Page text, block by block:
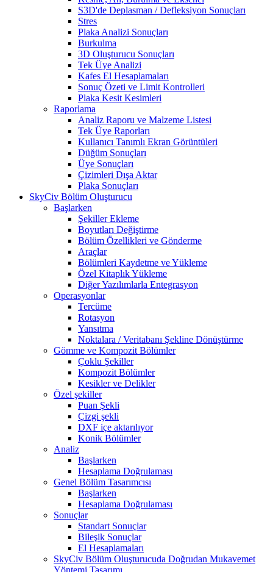
S3D'de Deplasman / Defleksiyon Sonuçları
Stres
Plaka Analizi Sonuçları
Burkulma
3D Oluşturucu Sonuçları
Tek Üye Analizi
Kafes El Hesaplamaları
Sonuç Özeti ve Limit Kontrolleri
Plaka Kesit Kesimleri
Raporlama
Analiz Raporu ve Malzeme Listesi
Tek Üye Raporları
Kullanıcı Tanımlı Ekran Görüntüleri
Düğüm Sonuçları
Üye Sonuçları
Çizimleri Dışa Aktar
Plaka Sonuçları
SkyCiv Bölüm Oluşturucu
Başlarken
Şekiller Ekleme
Boyutları Değiştirme
Bölüm Özellikleri ve Gönderme
Araçlar
Bölümleri Kaydetme ve Yükleme
Özel Kitaplık Yükleme
Diğer Yazılımlarla Entegrasyon
Operasyonlar
Tercüme
Rotasyon
Yansıtma
Noktalara / Veritabanı Şekline Dönüştürme
Gömme ve Kompozit Bölümler
Çoklu Şekiller
Kompozit Bölümler
Kesikler ve Delikler
Özel şekiller
Puan Şekli
Çizgi şekli
DXF içe aktarılıyor
Konik Bölümler
Analiz
Başlarken
Hesaplama Doğrulaması
Genel Bölüm Tasarımcısı
Başlarken
Hesaplama Doğrulaması
Sonuçlar
Standart Sonuçlar
Bileşik Sonuçlar
El Hesaplamaları
SkyCiv Bölüm Oluşturucuda Doğrudan Mukavemet